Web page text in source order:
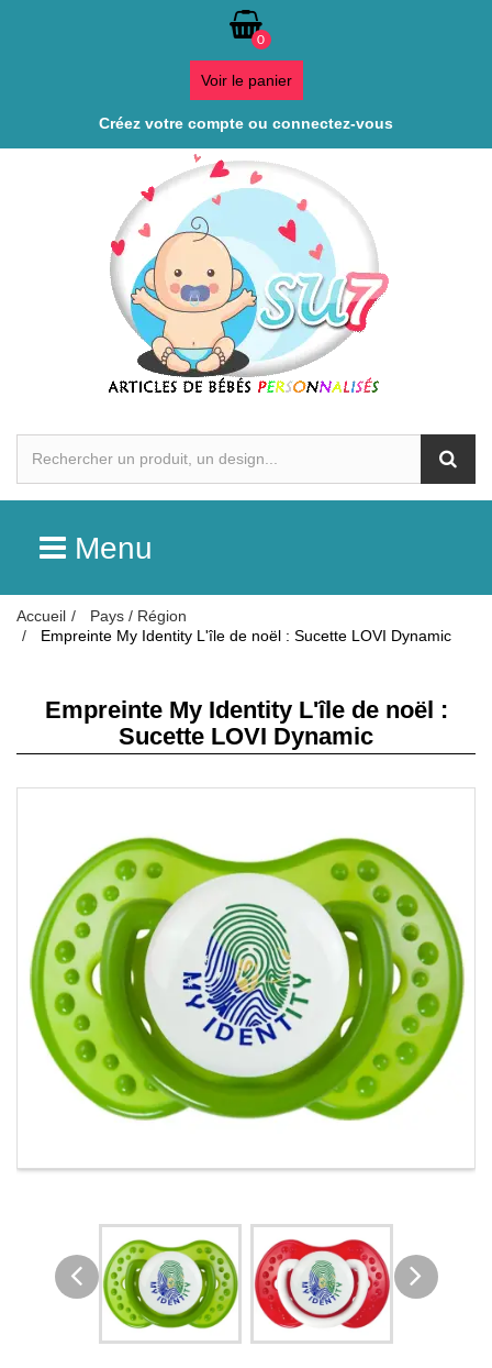
0
Voir le panier
Créez votre compte ou connectez-vous
Menu
Accueil
Pays / Région
Empreinte My Identity L'île de noël : Sucette LOVI Dynamic
Empreinte My Identity L'île de noël :
Sucette LOVI Dynamic